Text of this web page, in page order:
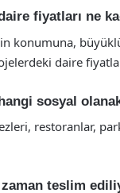
fiyatları ne
konumuna,
daire
sosyal
restoranlar,
teslim